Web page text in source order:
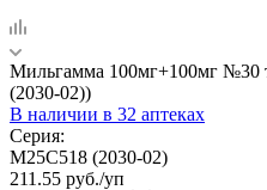
Мильгамма 100мг+100мг №30
(2030-02))
В наличии в 32 аптеках
Серия:
M25C518 (2030-02)
211.55 руб./уп